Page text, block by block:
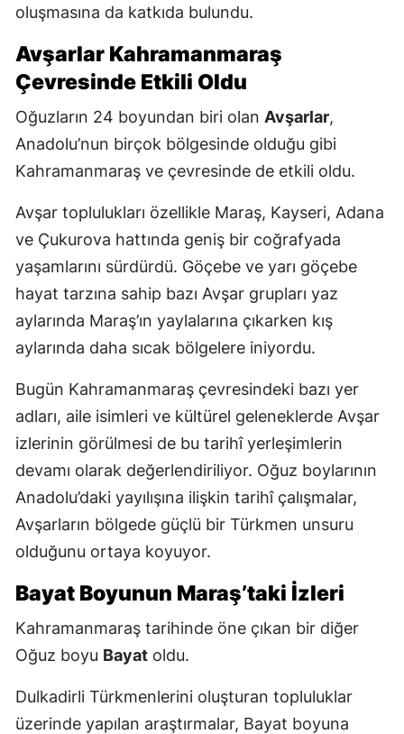
oluşmasına da katkıda bulundu.
Avşarlar Kahramanmaraş
Çevresinde Etkili Oldu
Oğuzların 24 boyundan biri olan Avşarlar,
Anadolu’nun birçok bölgesinde olduğu gibi
Kahramanmaraş ve çevresinde de etkili oldu.
Avşar toplulukları özellikle Maraş, Kayseri, Adana
ve Çukurova hattında geniş bir coğrafyada
yaşamlarını sürdürdü. Göçebe ve yarı göçebe
hayat tarzına sahip bazı Avşar grupları yaz
aylarında Maraş’ın yaylalarına çıkarken kış
aylarında daha sıcak bölgelere iniyordu.
Bugün Kahramanmaraş çevresindeki bazı yer
adları, aile isimleri ve kültürel geleneklerde Avşar
izlerinin görülmesi de bu tarihî yerleşimlerin
devamı olarak değerlendiriliyor. Oğuz boylarının
Anadolu’daki yayılışına ilişkin tarihî çalışmalar,
Avşarların bölgede güçlü bir Türkmen unsuru
olduğunu ortaya koyuyor.
Bayat Boyunun Maraş’taki İzleri
Kahramanmaraş tarihinde öne çıkan bir diğer
Oğuz boyu Bayat oldu.
Dulkadirli Türkmenlerini oluşturan topluluklar
üzerinde yapılan araştırmalar, Bayat boyuna